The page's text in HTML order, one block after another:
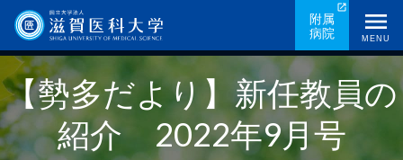
ン
コ
ン
テ
ン
附属
病院
MENU
【勢多だより】新任教員の
紹介 2022年9月号